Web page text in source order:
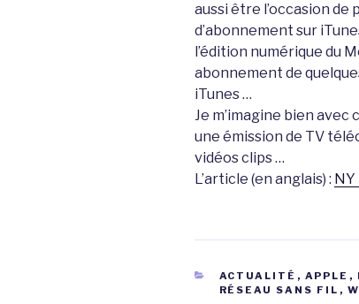
aussi être l’occasion de
d’abonnement sur
l’édition numérique du
abonnement de
iTunes …
Je m’imagine bien
une émission de TV
vidéos clips …
L’article (en anglais) :
CATÉGORIES
ACTUALITÉ , APPLE ,
RÉSEAU SANS FIL ,